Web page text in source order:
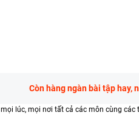
Còn hàng ngàn bài tập hay,
mọi lúc, mọi nơi tất cả các môn cùng các